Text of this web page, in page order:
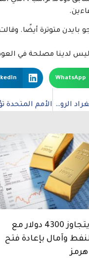
متوترة أيضًا.
لدينا مصلحة في
WhatsApp
ليتوانيا تعلق على الحصار المفروض على كالينينغراد الروسية
الذهب يتجاوز 4300 دولار مع
وآمال بإعادة فتح